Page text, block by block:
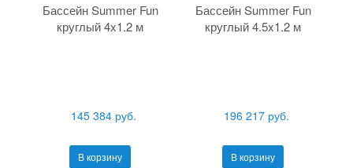
Бассейн Summer Fun
круглый 4x1.2 м
145 384 руб.
В корзину
Бассейн Summer Fun
круглый 4.5x1.2 м
196 217 руб.
В корзину